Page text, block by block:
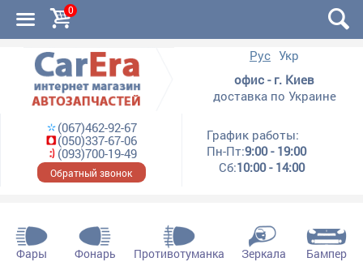
0
Рус Укр
офис - г. Киев
доставка по Украине
(067)462-92-67
(050)337-67-06
(093)700-19-49
Обратный звонок
График работы:
Пн-Пт:9:00 - 19:00
Сб:10:00 - 14:00
Фары Фонарь Противотуманка Зеркала Бампер